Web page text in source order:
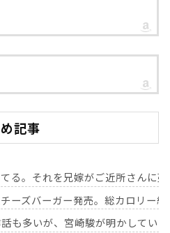
記事
る。それを兄嫁がご近所さんに
チーズバーガー発売。総カロリ
も多いが、宮崎駿が明かしてい